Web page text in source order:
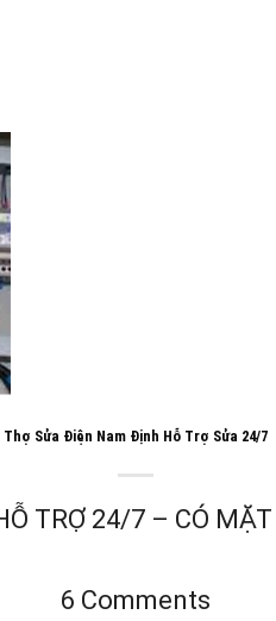
Thợ Sửa Điện Nam Định Hỗ Trợ Sửa 24/7
TRỢ 24/7 – CÓ MẶT
6 Comments